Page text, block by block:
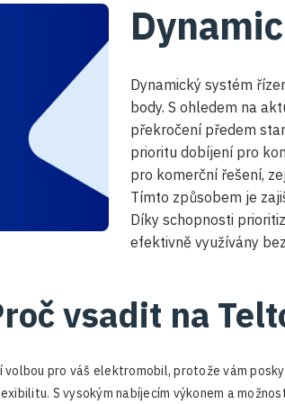
Dynamický systém
body. S ohledem na
překročení předem
prioritu dobíjení pro
pro komerční řešení,
Tímto způsobem je
Díky schopnosti
efektivně využívány
vsadit na
pro váš elektromobil, protože vám
S vysokým nabíjecím výkonem a